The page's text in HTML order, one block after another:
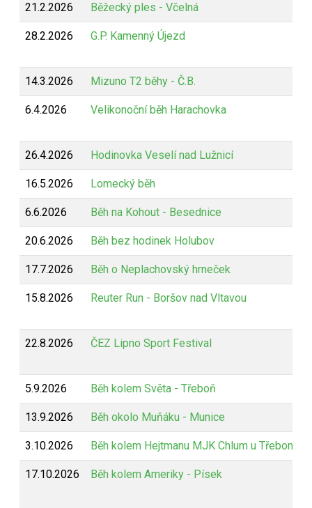
21.2.2026 Běžecký ples - Včelná
28.2.2026 G.P. Kamenný Újezd
14.3.2026 Mizuno T2 běhy - Č.B.
6.4.2026 Velikonoční běh Harachovka
26.4.2026 Hodinovka Veselí nad Lužnicí
16.5.2026 Lomecký běh
6.6.2026 Běh na Kohout - Besednice
20.6.2026 Běh bez hodinek Holubov
17.7.2026 Běh o Neplachovský hrneček
15.8.2026 Reuter Run - Boršov nad Vltavou
22.8.2026 ČEZ Lipno Sport Festival
5.9.2026 Běh kolem Světa - Třeboň
13.9.2026 Běh okolo Muňáku - Munice
3.10.2026 Běh kolem Hejtmanu MJK Chlum u Třeboně
17.10.2026 Běh kolem Ameriky - Písek